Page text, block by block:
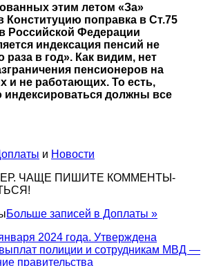
этим летом «За»
Конституцию поправка в Ст.75
в Российской Федерации
индексация пенсий не
раза в год». Как видим, нет
пенсионеров на
и не работающих. То есть,
индексироваться должны все
и Новости
ЧАЩЕ ПИШИТЕ КОММЕНТЫ-
Больше записей в Доплаты »
2024 года. Утверждена
полиции и сотрудникам МВД —
правительства